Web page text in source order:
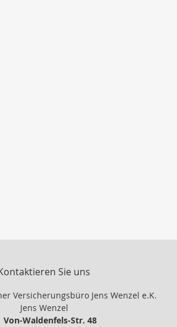
Sie uns
Versicherungsbüro Jens Wenzel e.K.
Jens Wenzel
Von-Waldenfels-Str. 48